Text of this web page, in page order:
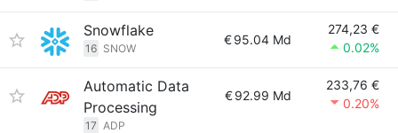
Snowflake
16 SNOW
€95.04 Md
274,23 €
0.02%
Automatic Data
Processing
17 ADP
€92.99 Md
233,76 €
0.20%